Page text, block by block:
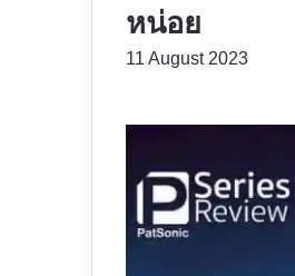
หน่อย
11 August 2023